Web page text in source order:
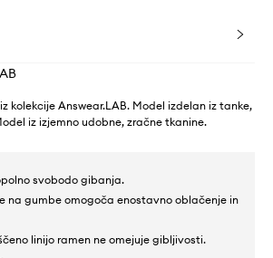
kolekcije Answear.LAB. Model izdelan iz tanke,
iz izjemno udobne, zračne tkanine.
svobodo gibanja.
na gumbe omogoča enostavno oblačenje in
linijo ramen ne omejuje gibljivosti.